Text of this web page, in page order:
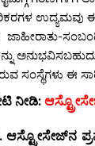
ನೀಡಿ:
ಆಸ್ಟ್ರೋಸೇಜ್‌ನ